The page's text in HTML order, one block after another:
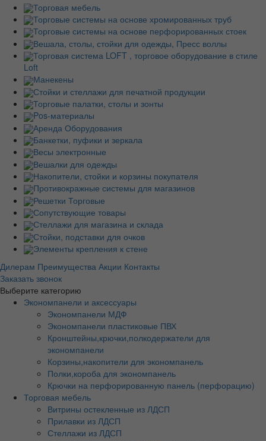
Торговая мебель
Торговые системы на основе хромированных труб
Торговые системы на основе перфорированных стоек
Вешала, столы, стойки для одежды, Пресс воллы
Торговая система LOFT , торговое оборудование в стиле
Loft
Манекены
Стойки и стеллажи для печатной продукции
Торговые палатки, столы и зонты
Pos-материалы
Аренда Оборудования
Банкетки, пуфики и зеркала
Весы электронные
Вешалки для одежды
Накопители, стойки и корзины покупателя
Противокражные системы для магазинов
Решетки Торговые
Сопутствующие товары
Стеллажи для магазина и склада
Стойки, подставки для очков
Элементы крепления к стене
Дилерам Преимущества Акции Контакты
Заказать звонок
Выберите категорию
Экономпанели и аксессуары
Экономпанели МДФ
Экономпанели пластиковые ПВХ
Кронштейны,крючки,полкодержатели для
экономпанели
Корзины,накопители для экономпанель
Полки,короба для экономпанель
Крючки на перфорированную панель (перфорацию)
Торговая мебель
Витрины остекленные из ЛДСП
Прилавки из ЛДСП
Стеллажи из ЛДСП